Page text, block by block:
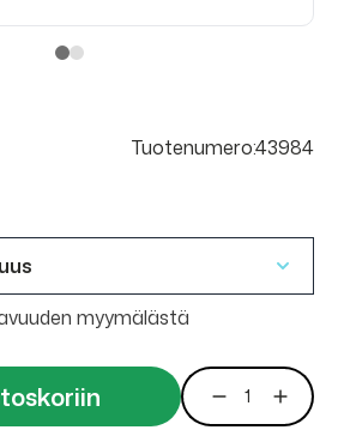
Tuotenumero:43984
myymälästä